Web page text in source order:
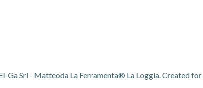
Ga Srl - Matteoda La Ferramenta® La Loggia. Created